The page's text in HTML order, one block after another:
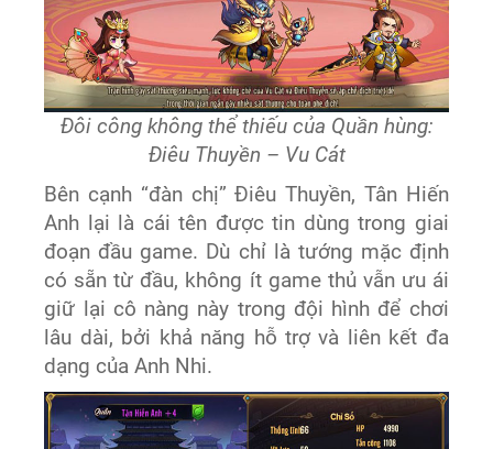
Đôi công không thể thiếu của Quần hùng:
Điêu Thuyền – Vu Cát
Bên cạnh “đàn chị” Điêu Thuyền, Tân Hiến
Anh lại là cái tên được tin dùng trong giai
đoạn đầu game. Dù chỉ là tướng mặc định
có sẵn từ đầu, không ít game thủ vẫn ưu ái
giữ lại cô nàng này trong đội hình để chơi
lâu dài, bởi khả năng hỗ trợ và liên kết đa
dạng của Anh Nhi.